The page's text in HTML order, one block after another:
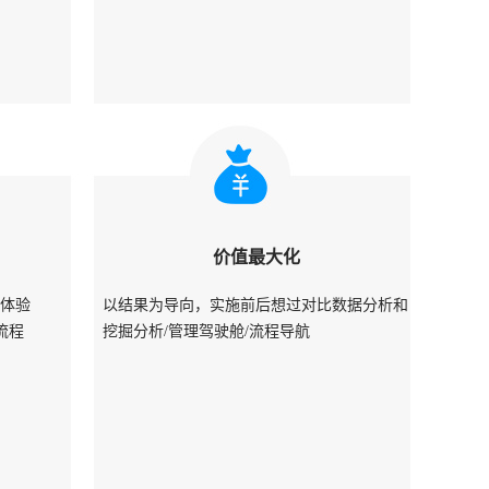
验
程
价值最大化
以结果为导向，实施前后想过对比数据分析和
挖掘分析/管理驾驶舱/流程导航